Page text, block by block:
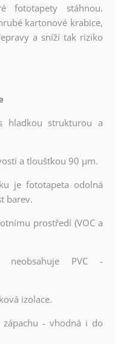
fototapety stáhnou.
kartonové krabice,
a sníží tak riziko
hladkou strukturou a
a tloušťkou 90 µm.
je fototapeta odolná
barev.
prostředí (VOC a
neobsahuje PVC -
izolace.
zápachu - vhodná i do